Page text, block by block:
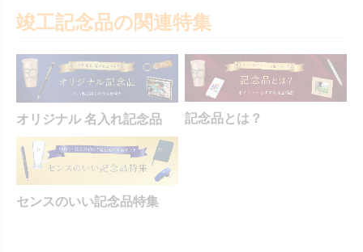
竣工記念品の関連特集
オリジナル 名入れ記念品 記念品とは？
センスのいい記念品特集